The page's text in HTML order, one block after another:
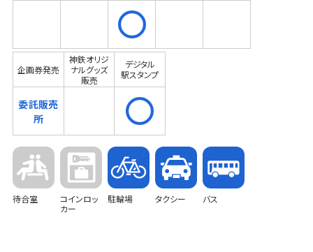
企画券発売
神鉄オリジ
ナルグッズ
販売
デジタル
駅スタンプ
委託販売
所
待合室
コインロッ
カー
駐輪場 タクシー バス